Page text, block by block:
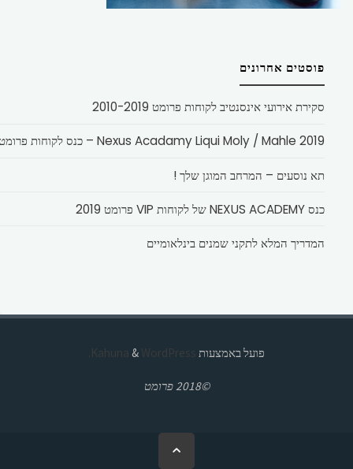
פוסטים אחרונים
סקירת אירועי אינסנטיב לקוחות פרומט 2010-2019
Nexus Acadamy Liqui Moly / Mahle 2019 – כנס לקוחות פרומט
תא נוסעים – המרחב המוגן שלך !
כנס NEXUS ACADEMY של לקוחות VIP פרומט 2019
המדריך המלא לתקני שמנים בינלאומיים
פועל באמצעות & WordPress.
©2018 פרומט
בחזרה